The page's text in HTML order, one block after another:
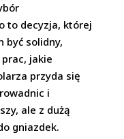
to decyzja, której
być solidny,
jakie
przyda się
i
ale z dużą
gniazdek.